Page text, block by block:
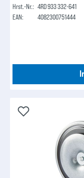
Hrst.-Nr.: 4RD 933 332-641
EAN:
4082300751444